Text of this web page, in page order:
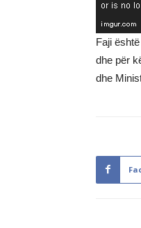
Faji
dhe për
dhe